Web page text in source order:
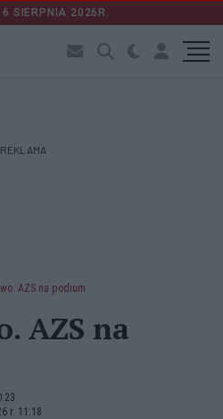
6 SIERPNIA 2026R.
REKLAMA
AZS na podium
AZS na
r. 11:18